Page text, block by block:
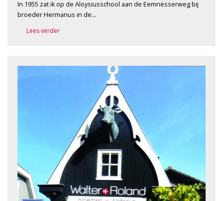
In 1955 zat ik op de Aloysiusschool aan de Eemnesserweg bij
broeder Hermanus in de…
Lees verder